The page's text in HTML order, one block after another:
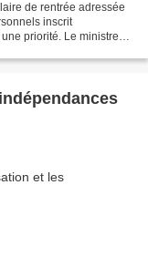
de rentrée adressée
inscrit
priorité. Le ministre